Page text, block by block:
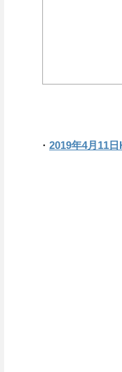
・ 2019年4月11